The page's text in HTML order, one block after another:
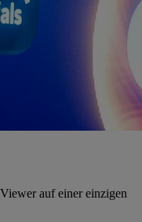
auf einer einzigen